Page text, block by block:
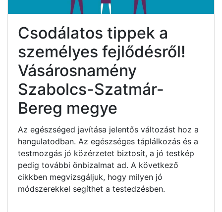
Csodálatos tippek a
személyes fejlődésről!
Vásárosnamény
Szabolcs-Szatmár-
Bereg megye
Az egészséged javítása jelentős változást hoz a
hangulatodban. Az egészséges táplálkozás és a
testmozgás jó közérzetet biztosít, a jó testkép
pedig további önbizalmat ad. A következő
cikkben megvizsgáljuk, hogy milyen jó
módszerekkel segíthet a testedzésben.